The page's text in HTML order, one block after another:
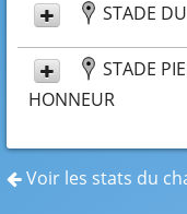
STADE
STADE
HONNEUR
Voir les stats du